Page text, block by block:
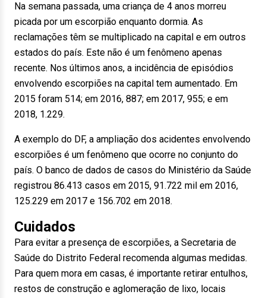
Na semana passada, uma criança de 4 anos morreu
picada por um escorpião enquanto dormia. As
reclamações têm se multiplicado na capital e em outros
estados do país. Este não é um fenômeno apenas
recente. Nos últimos anos, a incidência de episódios
envolvendo escorpiões na capital tem aumentado. Em
2015 foram 514; em 2016, 887; em 2017, 955; e em
2018, 1.229.
A exemplo do DF, a ampliação dos acidentes envolvendo
escorpiões é um fenômeno que ocorre no conjunto do
país. O banco de dados de casos do Ministério da Saúde
registrou 86.413 casos em 2015, 91.722 mil em 2016,
125.229 em 2017 e 156.702 em 2018.
Cuidados
Para evitar a presença de escorpiões, a Secretaria de
Saúde do Distrito Federal recomenda algumas medidas.
Para quem mora em casas, é importante retirar entulhos,
restos de construção e aglomeração de lixo, locais